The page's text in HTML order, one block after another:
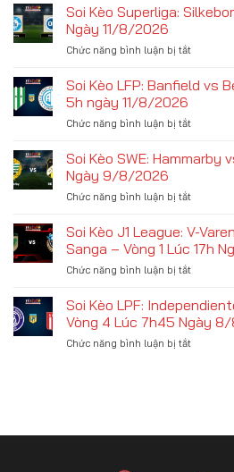
Soi Kèo Superliga:
Ngày 11/8/2026
Chức năng bình luận bị tắtở
Kèo
vs
–
Ngày
Soi Kèo LFP: Banfield vs
5h ngày 11/8/2026
Chức năng bình luận bị tắtở
Kèo
vs
–
Vòng
Lúc
ngày
11/8/
Soi Kèo SWE: Hammarby
Ngày 9/8/2026
Chức năng bình luận bị tắtở
Kèo
SWE:
vs
Hacken
–
Lúc
19h
Soi Kèo J1 League: V-
Sanga – Vòng 1 Lúc 17h
Chức năng bình luận bị tắtở
Kèo
J1
League:
V-
–
Soi Kèo LPF:
Vòng 4 Lúc 7h45 Ngày
Chức năng bình luận bị tắtở